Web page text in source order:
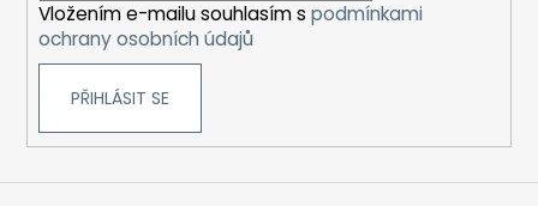
Vložením e-mailu souhlasím s podmínkami
ochrany osobních údajů
PŘIHLÁSIT SE